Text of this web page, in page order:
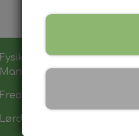
Fysik butik :
Man-Tors : 12:00 - 17:30
Fredag : 14:00 - 17:30
Lørdag : 10:00-14:00